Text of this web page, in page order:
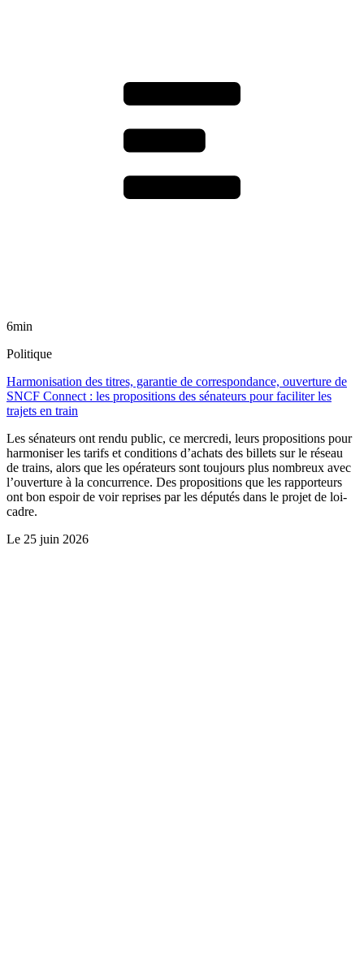
6min
Politique
Harmonisation des titres, garantie de correspondance, ouverture de
SNCF Connect : les propositions des sénateurs pour faciliter les
trajets en train
Les sénateurs ont rendu public, ce mercredi, leurs propositions pour
harmoniser les tarifs et conditions d’achats des billets sur le réseau
de trains, alors que les opérateurs sont toujours plus nombreux avec
l’ouverture à la concurrence. Des propositions que les rapporteurs
ont bon espoir de voir reprises par les députés dans le projet de loi-
cadre.
Le 25 juin 2026